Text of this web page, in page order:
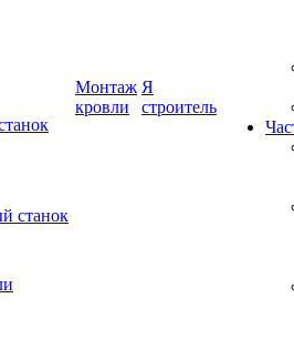
станок
Монтаж
кровли
Я
строитель